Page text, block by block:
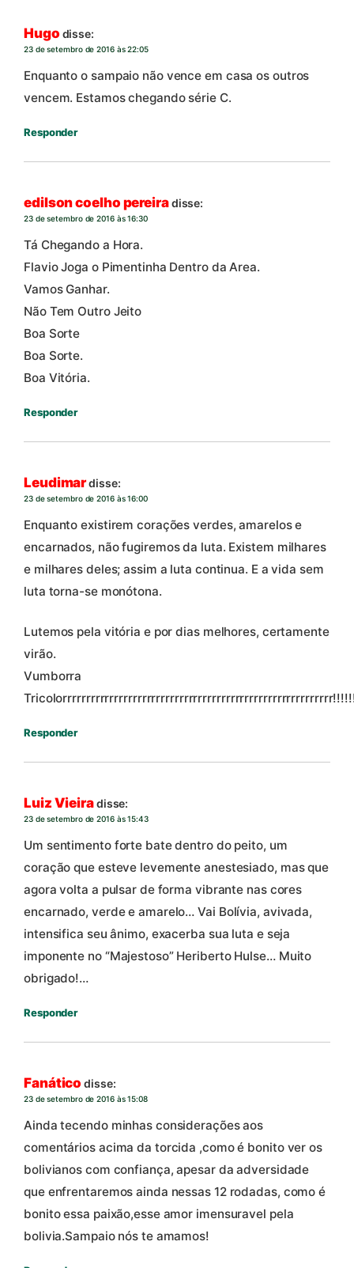
Hugo disse:
23 de setembro de 2016 às 22:05
Enquanto o sampaio não vence em casa os outros
vencem. Estamos chegando série C.
Responder
edilson coelho pereiradisse:
23 de setembro de 2016 às 16:30
Tá Chegando a Hora.
Flavio Joga o Pimentinha Dentro da Area.
Vamos Ganhar.
Não Tem Outro Jeito
Boa Sorte
Boa Sorte.
Boa Vitória.
Responder
Leudimardisse:
23 de setembro de 2016 às 16:00
Enquanto existirem corações verdes, amarelos e
encarnados, não fugiremos da luta. Existem milhares
e milhares deles; assim a luta continua. E a vida sem
luta torna-se monótona.
Lutemos pela vitória e por dias melhores, certamente
virão.
Vumborra
Responder
Luiz Vieiradisse:
23 de setembro de 2016 às 15:43
Um sentimento forte bate dentro do peito, um
coração que esteve levemente anestesiado, mas que
agora volta a pulsar de forma vibrante nas cores
encarnado, verde e amarelo… Vai Bolívia, avivada,
intensifica seu ânimo, exacerba sua luta e seja
imponente no “Majestoso” Heriberto Hulse… Muito
obrigado!…
Responder
Fanático disse:
23 de setembro de 2016 às 15:08
Ainda tecendo minhas considerações aos
comentários acima da torcida ,como é bonito ver os
bolivianos com confiança, apesar da adversidade
que enfrentaremos ainda nessas 12 rodadas, como é
bonito essa paixão,esse amor imensuravel pela
bolivia.Sampaio nós te amamos!